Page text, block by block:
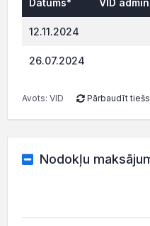
Datums* VID
12.11.2024
26.07.2024
Avots: VID Pārbaudīt
Nodokļu